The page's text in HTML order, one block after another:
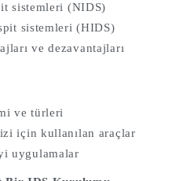
sistemleri (NIDS)
sistemleri (HIDS)
ve dezavantajları
ve türleri
için kullanılan araçlar
uygulamalar